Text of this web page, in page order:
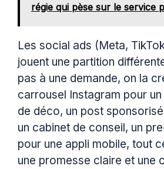
régie qui pèse sur le service
Les social ads (Meta,
jouent une partition
pas à une demande, on la
carrousel Instagram pour
de déco, un post
un cabinet de conseil, un
pour une appli mobile, tout
une promesse claire et une